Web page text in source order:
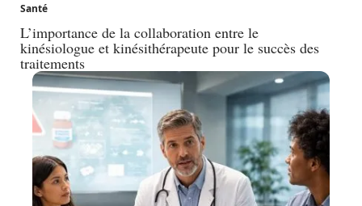
Santé
L’importance de la collaboration entre le
kinésiologue et kinésithérapeute pour le succès des
traitements